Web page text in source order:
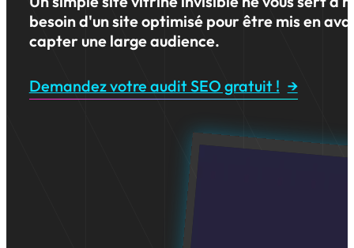
besoin d'un site optimisé pour être mis en
capter une large audience.
Demandez votre audit SEO gratuit !